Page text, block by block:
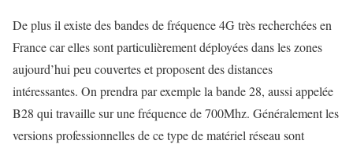
De plus il existe des bandes de fréquence 4G très recherchées en
France car elles sont particulièrement déployées dans les zones
aujourd’hui peu couvertes et proposent des distances
intéressantes. On prendra par exemple la bande 28, aussi appelée
B28 qui travaille sur une fréquence de 700Mhz. Généralement les
versions professionnelles de ce type de matériel réseau sont